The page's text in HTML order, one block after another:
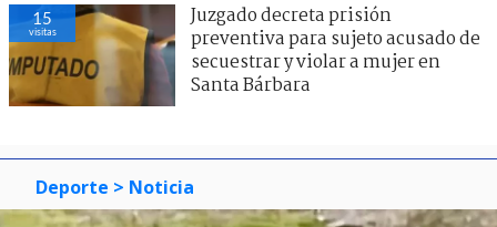
15
visitas
Juzgado decreta prisión
preventiva para sujeto acusado de
secuestrar y violar a mujer en
Santa Bárbara
Deporte > Noticia